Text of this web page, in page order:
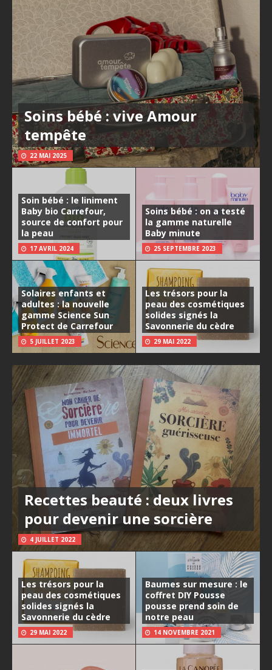
Soins bébé : vive Amour
tempête
22 MAI 2025
Soin bébé : le liniment
Baby bio Carrefour,
source de confort pour
la peau
17 AVRIL 2024
Soins bébé : on a testé
la gamme naturelle
Baby minute
25 SEPTEMBRE 2023
Solaires enfants et
adultes : la nouvelle
gamme Science Sun
Protect de Carrefour
5 JUILLET 2023
Les trésors pour la
peau des cosmétiques
solides signés la
Savonnerie du cèdre
29 MAI 2022
Recettes beauté : deux livres
pour devenir une sorcière
4 JUILLET 2022
Les trésors pour la
peau des cosmétiques
solides signés la
Savonnerie du cèdre
29 MAI 2022
Baumes sur mesure : le
coffret DIY Pousse
pousse prend soin de
notre peau
14 NOVEMBRE 2021